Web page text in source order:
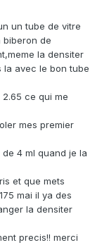
un tube de vitre
biberon de
la densiter
la avec le bon tube
ce qui me
mes premier
4 ml quand je la
et que mets
mai il ya des
la densiter
precis!! merci